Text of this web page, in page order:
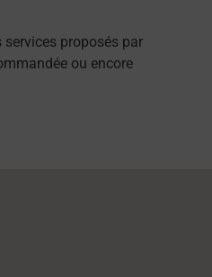
proposés par
ou encore